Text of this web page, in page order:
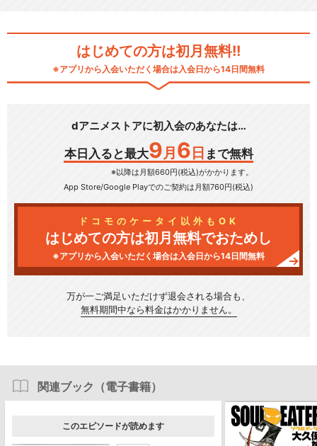
はじめての方は初月無料!!
※アプリから入会いただく場合は入会日から14日間無料
dアニメストアに初入会のあなたは…
本日入ると最大9 月 6 日 まで無料
※以降は月額660円(税込)がかかります。
App Store/Google Playでのご契約は月額760円(税込)
ドコモのケータイ以外もOK
はじめての方は初月無料でおためし
※アプリから入会いただく場合は入会日から14日間無料
万が一ご満足いただけず退会される場合も、
無料期間中なら料金はかかりません。
関連ブック（電子書籍）
このエピソードが読めます